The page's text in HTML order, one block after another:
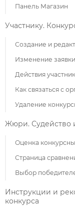
Панель Магазин
Участнику.
Создание и
Изменение
Действия
Как связаться с
Удаление
Жюри. Судейство
Оценка
Страница
Выбор
Инструкции и
конкурса